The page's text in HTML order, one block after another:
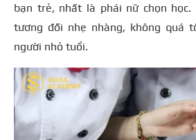
bạn trẻ, nhất là phái nữ chọn học.
tương đối nhẹ nhàng, không quá
người nhỏ tuổi.